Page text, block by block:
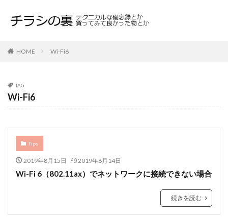
HOME Wi-Fi6
TAG
Wi-Fi6
Tips
2019年8月15日 2019年8月14日
Wi-Fi 6（802.11ax）でネットワークに接続できない場合
続きを読む